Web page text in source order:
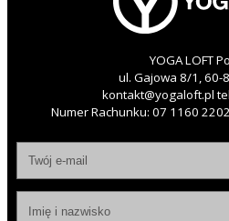
YOGA LOFT
ul. Gajowa 8/1, 60-
kontakt@yogaloft.pl
Numer Rachunku: 07 1160